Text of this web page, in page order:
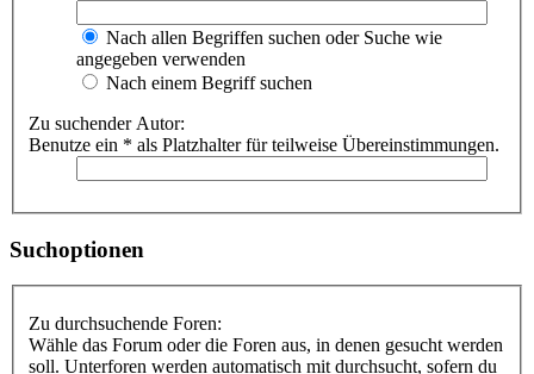
Nach allen Begriffen suchen oder Suche wie
angegeben verwenden
Nach einem Begriff suchen
Zu suchender Autor:
Benutze ein * als Platzhalter für teilweise Übereinstimmungen.
Suchoptionen
Zu durchsuchende Foren:
Wähle das Forum oder die Foren aus, in denen gesucht werden
soll. Unterforen werden automatisch mit durchsucht, sofern du